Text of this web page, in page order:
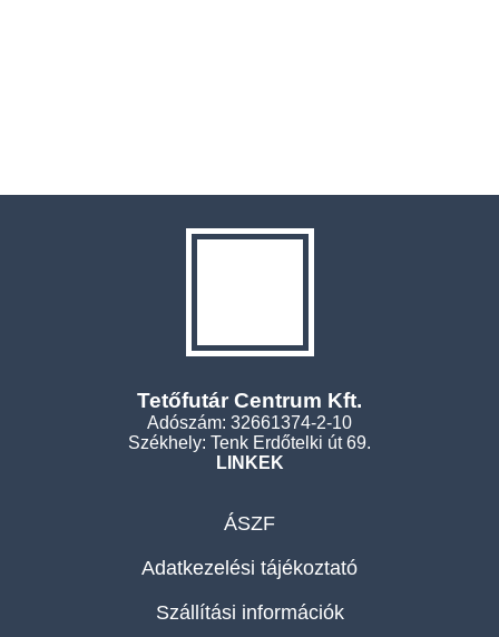
Tetőfutár Centrum Kft.
Adószám: 32661374-2-10
Székhely: Tenk Erdőtelki út 69.
LINKEK
ÁSZF
Adatkezelési tájékoztató
Szállítási információk